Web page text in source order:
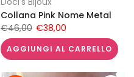
Collana Pink Nome Metal
€46,00 €38,00
AGGIUNGI AL CARRELLO